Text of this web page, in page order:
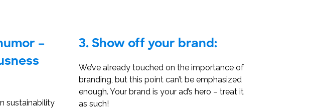
–
sustainability
3. Show off your brand:
We’ve already touched on the importance of
branding, but this point can’t be emphasized
enough. Your brand is your ad’s hero – treat it
as such!